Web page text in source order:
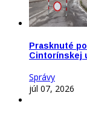
Prasknuté
Cintorínskej
Správy
júl 07, 2026